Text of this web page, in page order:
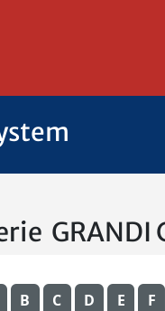
GRANDI
B C D E F